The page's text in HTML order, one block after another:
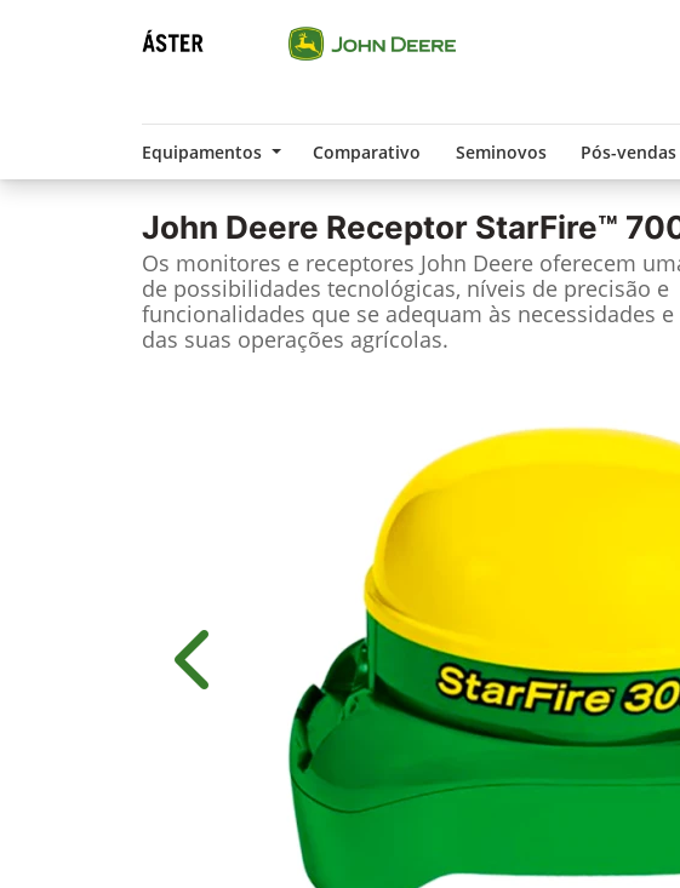
Equipamentos Comparativo Seminovos Pós-vendas
John Deere Receptor StarFire™
Os monitores e receptores John Deere oferecem
de possibilidades tecnológicas, níveis de precisão e
funcionalidades que se adequam às necessidades e
das suas operações agrícolas.
Anterior